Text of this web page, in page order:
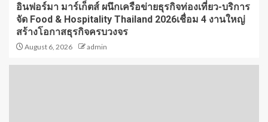
อินฟอร์มา มาร์เก็ตส์ ผนึกเครือข่ายธุรกิจท่องเที่ยว-บริการ
จัด Food & Hospitality Thailand 2026เชื่อม 4 งานใหญ่
สร้างโอกาสธุรกิจครบวงจร
August 6, 2026 admin